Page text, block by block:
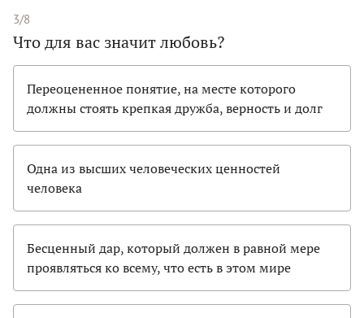
3/8
Что для вас значит любовь?
Переоцененное понятие, на месте которого
должны стоять крепкая дружба, верность и долг
Одна из высших человеческих ценностей
человека
Бесценный дар, который должен в равной мере
проявляться ко всему, что есть в этом мире